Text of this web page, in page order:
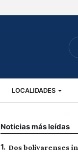
LOCALIDADES
Noticias más leídas
1. Dos bolivarenses